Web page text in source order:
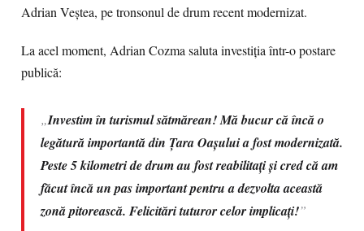
Adrian Veștea, pe tronsonul de drum recent modernizat.
La acel moment, Adrian Cozma saluta investiția într-o postare
publică:
„Investim în turismul sătmărean! Mă bucur că încă o
legătură importantă din Țara Oașului a fost modernizată.
Peste 5 kilometri de drum au fost reabilitați și cred că am
făcut încă un pas important pentru a dezvolta această
zonă pitorească. Felicitări tuturor celor implicați!”